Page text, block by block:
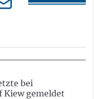
bei
gemeldet